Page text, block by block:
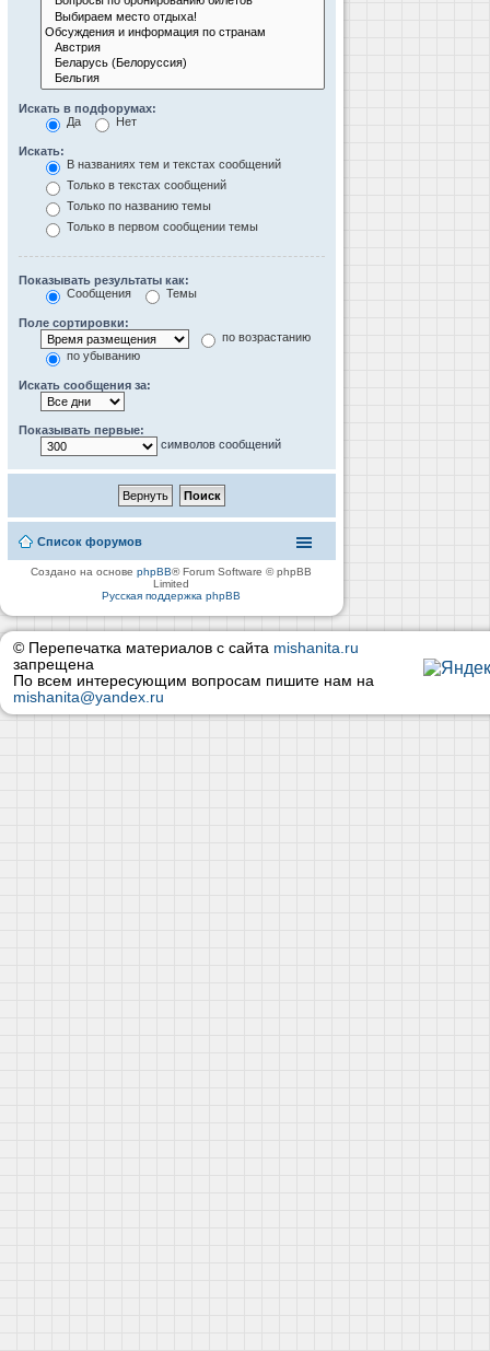
Искать в подфорумах:
Да
Нет
Искать:
В названиях тем и текстах сообщений
Только в текстах сообщений
Только по названию темы
Только в первом сообщении темы
Показывать результаты как:
Сообщения
Темы
Поле сортировки:
по возрастанию
по убыванию
Искать сообщения за:
Показывать первые:
символов сообщений
Список форумов
Создано на основеphpBB® Forum Software © phpBB
Limited
Русская поддержка phpBB
© Перепечатка материалов с сайта mishanita.ru
запрещена
По всем интересующим вопросам пишите нам на
mishanita@yandex.ru